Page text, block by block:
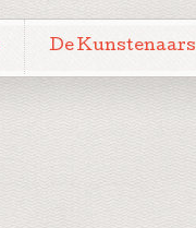
De Kunstenaars